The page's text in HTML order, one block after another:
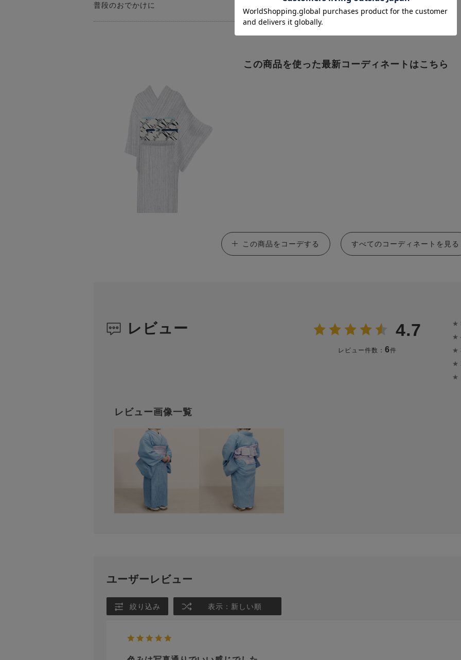
普段のおでかけに
この商品を使った最新コーディネートはこちら
この商品をコーデする すべてのコーディネートを見る
レビュー 4.7
レビュー件数： 6件
★
★
★
★
★
レビュー画像一覧
ユーザーレビュー
絞り込み 表示：新しい順